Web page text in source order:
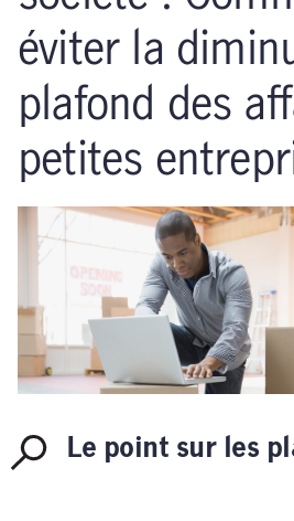
éviter la
plafond des
petites
Le point sur les